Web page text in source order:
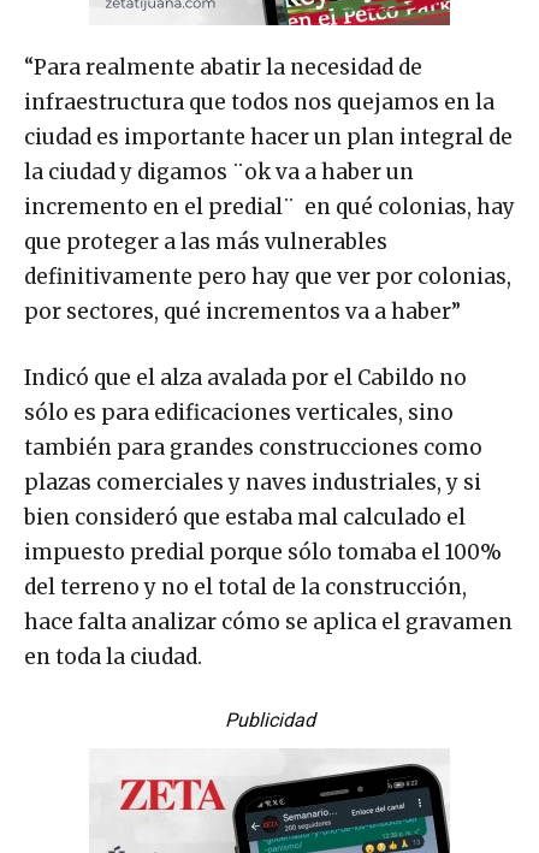
“Para realmente abatir la necesidad de
infraestructura que todos nos quejamos en la
ciudad es importante hacer un plan integral de
la ciudad y digamos ¨ok va a haber un
incremento en el predial¨ en qué colonias, hay
que proteger a las más vulnerables
definitivamente pero hay que ver por colonias,
por sectores, qué incrementos va a haber”
Indicó que el alza avalada por el Cabildo no
sólo es para edificaciones verticales, sino
también para grandes construcciones como
plazas comerciales y naves industriales, y si
bien consideró que estaba mal calculado el
impuesto predial porque sólo tomaba el 100%
del terreno y no el total de la construcción,
hace falta analizar cómo se aplica el gravamen
en toda la ciudad.
Publicidad